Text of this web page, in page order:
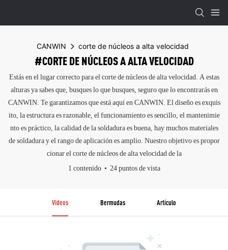
CANWIN corte de núcleos a alta velocidad
#CORTE DE NÚCLEOS A ALTA VELOCIDAD
Estás en el lugar correcto para el corte de núcleos de alta velocidad. A estas
alturas ya sabes que, busques lo que busques, seguro que lo encontrarás en
CANWIN. Te garantizamos que está aquí en CANWIN. El diseño es exquis
ito, la estructura es razonable, el funcionamiento es sencillo, el mantenimie
nto es práctico, la calidad de la soldadura es buena, hay muchos materiales
de soldadura y el rango de aplicación es amplio. Nuestro objetivo es propor
cionar el corte de núcleos de alta velocidad de la
1 contenido
24 puntos de vista
Videos Bermudas Artículo